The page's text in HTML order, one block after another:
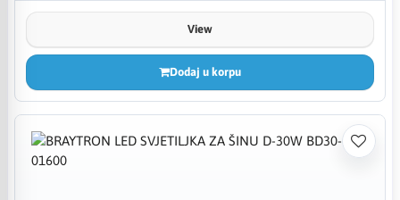
View
Dodaj u korpu